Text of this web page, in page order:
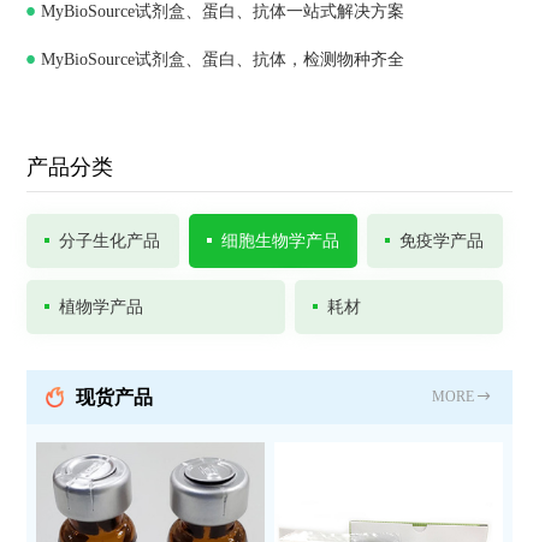
J5）和ELISA试剂盒
MyBioSource试剂盒、蛋白、抗体一站式解决方案
MyBioSource试剂盒、蛋白、抗体，检测物种齐全
产品分类
分子生化产品 细胞生物学产品 免疫学产品
植物学产品 耗材
现货产品 MORE